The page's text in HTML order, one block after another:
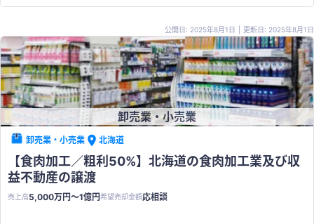
公開日: 2025年8月1日 更新日: 2025年8月1日
卸売業・小売業
卸売業・小売業 北海道
【食肉加工／粗利50%】北海道の食肉加工業及び収
益不動産の譲渡
売上高5,000万円〜1億円希望売却金額応相談